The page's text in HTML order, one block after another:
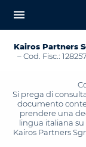
menu
Kairos Partners
– Cod. Fisc.:
Si prega di
documento
prendere una
lingua italiana
Kairos Partners